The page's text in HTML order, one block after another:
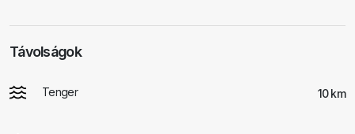
Távolságok
Tenger 10 km